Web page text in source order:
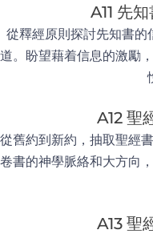
A11 先
從釋經原則探討先知書
道。盼望藉着信息的激勵
A12 聖
從舊約到新約，抽取聖經
卷書的神學脈絡和大方向
A13 聖